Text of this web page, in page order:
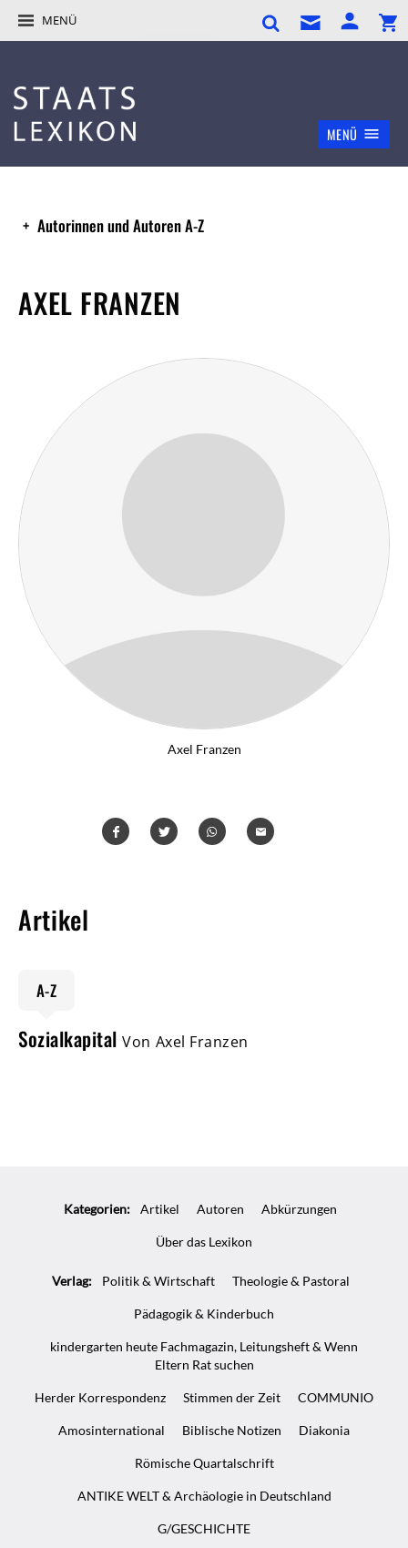
MENÜ
MENÜ
Autorinnen und Autoren A-Z
AXEL FRANZEN
Axel Franzen
Artikel
A-Z
Sozialkapital Von Axel Franzen
Kategorien: Artikel Autoren Abkürzungen
Über das Lexikon
Verlag: Politik & Wirtschaft Theologie & Pastoral
Pädagogik & Kinderbuch
kindergarten heute Fachmagazin, Leitungsheft & Wenn
Eltern Rat suchen
Herder Korrespondenz Stimmen der Zeit COMMUNIO
Amosinternational Biblische Notizen Diakonia
Römische Quartalschrift
ANTIKE WELT & Archäologie in Deutschland
G/GESCHICHTE